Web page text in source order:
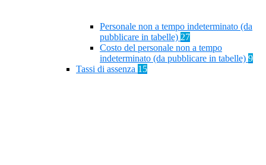
Personale non a tempo indeterminato (da
pubblicare in tabelle) 27
Costo del personale non a tempo
indeterminato (da pubblicare in tabelle) 9
Tassi di assenza 15